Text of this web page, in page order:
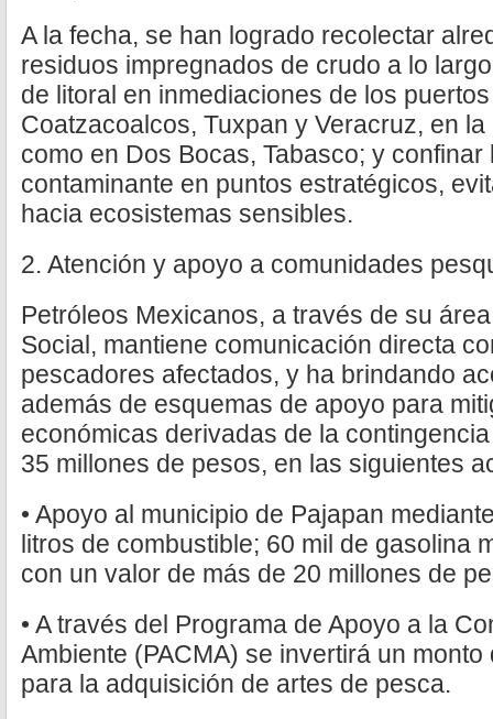
A la fecha, se han logrado recolectar
residuos impregnados de crudo a lo
de litoral en inmediaciones de los
Coatzacoalcos, Tuxpan y Veracruz, en
como en Dos Bocas, Tabasco; y
contaminante en puntos estratégicos,
hacia ecosistemas sensibles.
2. Atención y apoyo a comunidades
Petróleos Mexicanos, a través de su
Social, mantiene comunicación directa
pescadores afectados, y ha brindando
además de esquemas de apoyo para
económicas derivadas de la
35 millones de pesos, en las siguientes
• Apoyo al municipio de Pajapan
litros de combustible; 60 mil de gasolina
con un valor de más de 20 millones de
• A través del Programa de Apoyo a la
Ambiente (PACMA) se invertirá un
para la adquisición de artes de pesca.